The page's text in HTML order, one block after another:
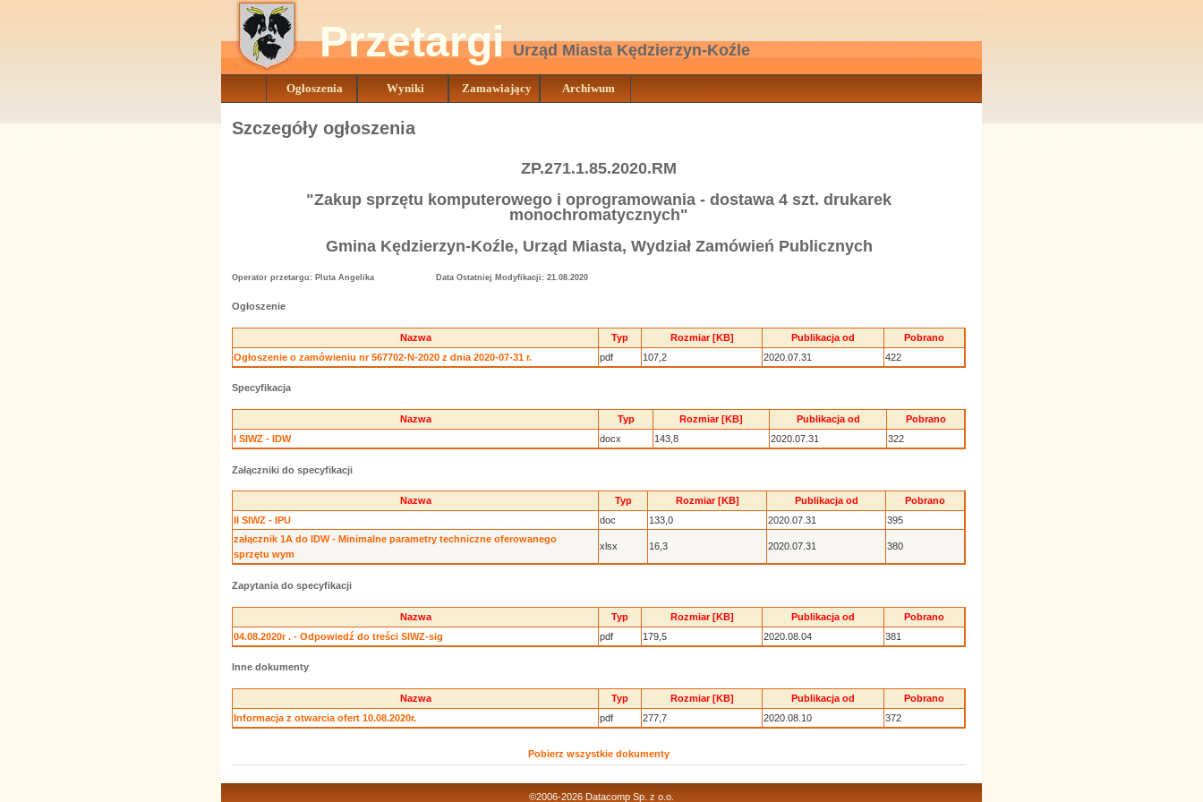
Przetargi Urząd Miasta Kędzierzyn-Koźle
Ogłoszenia Wyniki Zamawiający Archiwum
Szczegóły ogłoszenia
ZP.271.1.85.2020.RM
"Zakup sprzętu komputerowego i oprogramowania - dostawa 4 szt. drukarek
monochromatycznych"
Gmina Kędzierzyn-Koźle, Urząd Miasta, Wydział Zamówień Publicznych
Operator przetargu: Pluta Angelika Data Ostatniej Modyfikacji: 21.08.2020
Ogłoszenie
Nazwa Typ Rozmiar [KB] Publikacja od
Pobrano
Ogłoszenie o zamówieniu nr 567702-N-2020 z dnia 2020-07-31 r.
pdf 107,2 2020.07.31 422
Specyfikacja
Nazwa Typ Rozmiar [KB] Publikacja od
Pobrano
I SIWZ - IDW
docx 143,8 2020.07.31 322
Załączniki do specyfikacji
Nazwa Typ Rozmiar [KB] Publikacja od
Pobrano
II SIWZ - IPU
doc 133,0 2020.07.31
395
załącznik 1A do IDW - Minimalne parametry techniczne oferowanego
sprzętu wym
xlsx 16,3 2020.07.31 380
Zapytania do specyfikacji
Nazwa Typ Rozmiar [KB] Publikacja od
Pobrano
04.08.2020r . - Odpowiedź do treści SIWZ-sig
pdf 179,5 2020.08.04 381
Inne dokumenty
Nazwa Typ Rozmiar [KB] Publikacja od
Pobrano
Informacja z otwarcia ofert 10.08.2020r.
pdf 277,7 2020.08.10 372
Pobierz wszystkie dokumenty
©2006-2026 Datacomp Sp. z o.o.